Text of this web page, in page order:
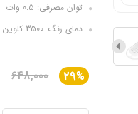
توان مصرفی: 0.5 وات
دمای رنگ: 3500 کلوین (آفتابی)
29%
648,000